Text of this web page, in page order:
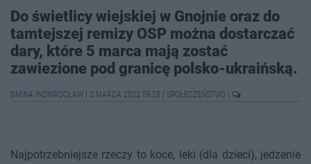
Do świetlicy wiejskiej w Gnojnie oraz do
tamtejszej remizy OSP można dostarczać
dary, które 5 marca mają zostać
zawiezione pod granicę polsko-ukraińską.
GMINA INOWROCŁAW 2 MARCA 2022 09:25 SPOŁECZEŃSTWO
Najpotrzebniejsze rzeczy to koce, leki (dla dzieci), jedzenie